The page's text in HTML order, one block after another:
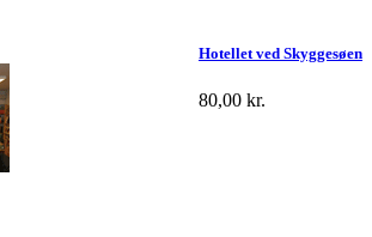
Hotellet ved Skyggesøen
80,00 kr.